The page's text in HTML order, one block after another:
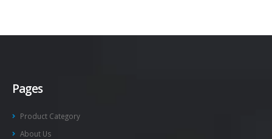
Pages
Product Category
About Us